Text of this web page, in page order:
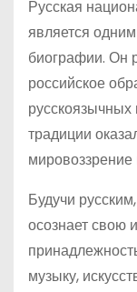
Русская
является
биографии. Он
российское
русскоязычных
традиции
мировоззрение
Будучи
осознает свою
музыку,